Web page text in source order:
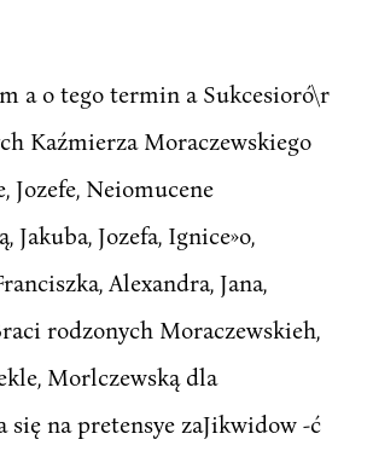
a o tego termin a Sukcesioró\r
Kaźmierza Moraczewskiego
Jozefe, Neiomucene
Jakuba, Jozefa, Ignice»o,
Alexandra, Jana,
rodzonych Moraczewskieh,
Morlczewską dla
się na pretensye zaJikwidow -ć